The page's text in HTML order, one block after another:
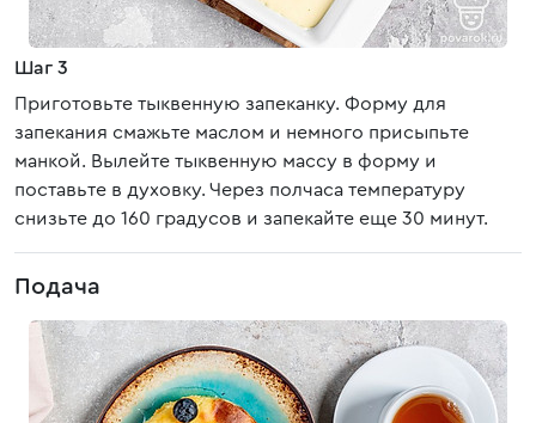
Шаг 3
Приготовьте тыквенную запеканку. Форму для
запекания смажьте маслом и немного присыпьте
манкой. Вылейте тыквенную массу в форму и
поставьте в духовку. Через полчаса температуру
снизьте до 160 градусов и запекайте еще 30 минут.
Подача